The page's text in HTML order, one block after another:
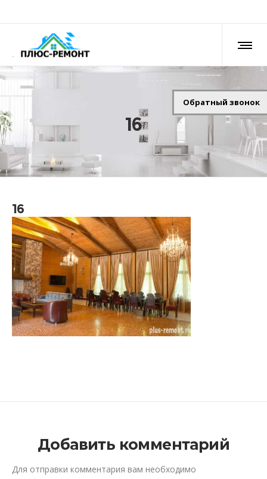
16
16
Добавить комментарий
Для отправки комментария вам необходимо
Обратный звонок